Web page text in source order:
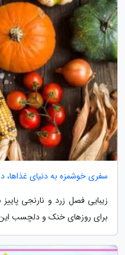
سفری خوشمزه به دنیای غذاها،
زیبایی فصل زرد و نارنجی
برای روزهای خنک و دلچسب